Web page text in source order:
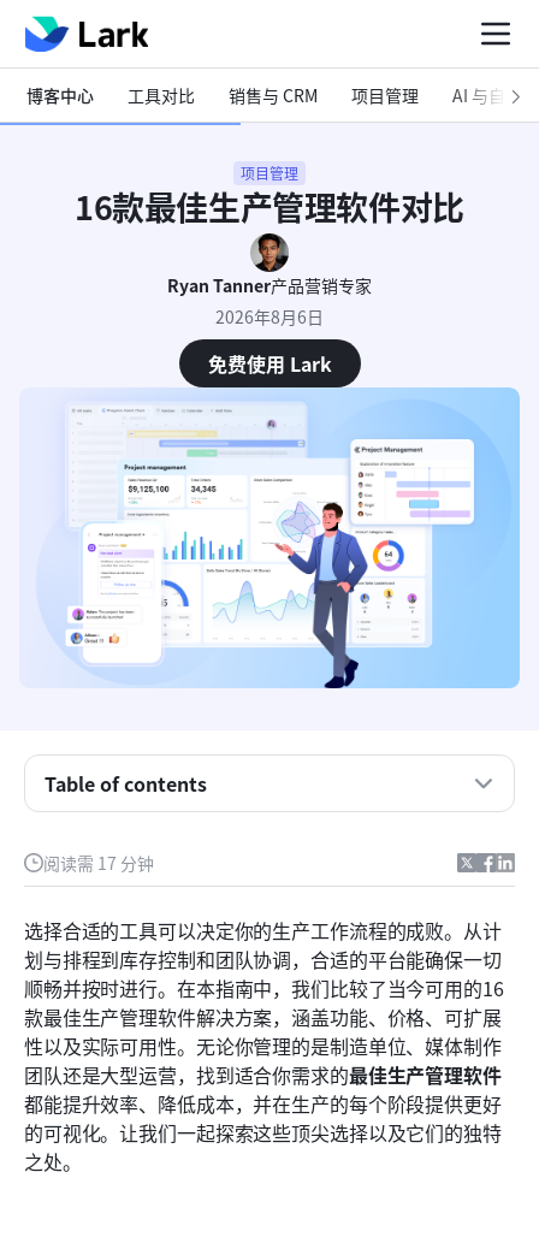
博客中心 工具对比 销售与 CRM 项目管理 AI 与自动化
项目管理
16款最佳生产管理软件对比
Ryan Tanner产品营销专家
2026年8月6日
免费使用 Lark
阅读需 17 分钟
选择合适的工具可以决定你的生产工作流程的成败。从计
划与排程到库存控制和团队协调，合适的平台能确保一切
顺畅并按时进行。在本指南中，我们比较了当今可用的16
款最佳生产管理软件解决方案，涵盖功能、价格、可扩展
性以及实际可用性。无论你管理的是制造单位、媒体制作
团队还是大型运营，找到适合你需求的最佳生产管理软件
都能提升效率、降低成本，并在生产的每个阶段提供更好
的可视化。让我们一起探索这些顶尖选择以及它们的独特
之处。
Table of contents
关键要点：5款用于生产管理的软件
快照：生产管理的5款最佳软件
什么是生产管理软件？
生产管理软件在不同行业的差异
2026年生产管理的16个顶级软件解决方案
如何选择最佳的生产管理软件
结论
常见问题